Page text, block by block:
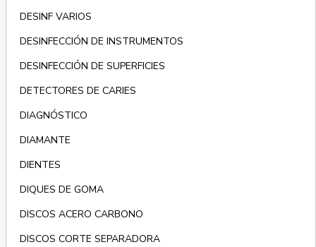
DESINF VARIOS
DESINFECCIÓN DE INSTRUMENTOS
DESINFECCIÓN DE SUPERFICIES
DETECTORES DE CARIES
DIAGNÓSTICO
DIAMANTE
DIENTES
DIQUES DE GOMA
DISCOS ACERO CARBONO
DISCOS CORTE SEPARADORA